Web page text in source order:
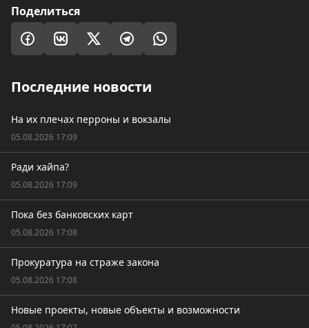
Поделиться
Последние новости
На их плечах перроны и вокзалы
05.08.2026 17:09
Ради хайпа?
05.08.2026 17:09
Пока без банковских карт
05.08.2026 17:08
Прокуратура на страже закона
05.08.2026 17:08
Новые проекты, новые объекты и возможности